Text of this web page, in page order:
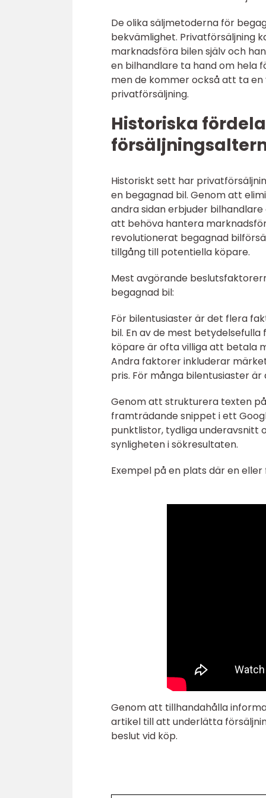
De olika säljmetoderna för
bekvämlighet. Privatförsäljning
marknadsföra bilen själv och
en bilhandlare ta hand om hela
men de kommer också att ta
privatförsäljning.
Historiska
Historiskt sett har
en begagnad bil. Genom att
andra sidan erbjuder
att behöva hantera
revolutionerat begagnad
tillgång till potentiella köpare.
Mest avgörande
begagnad bil:
För bilentusiaster är det flera
bil. En av de mest
köpare är ofta villiga att betala
Andra faktorer inkluderar
pris. För många bilentusiaster
Genom att strukturera texten
framträdande snippet i ett
punktlistor, tydliga underavsnitt
synligheten i sökresultaten.
Exempel på en plats där en
Genom att tillhandahålla
artikel till att underlätta
beslut vid köp.